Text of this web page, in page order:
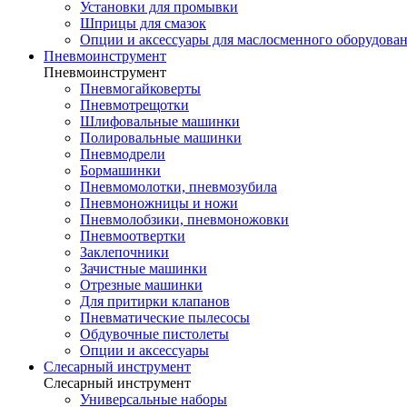
Установки для промывки
Шприцы для смазок
Опции и аксессуары для маслосменного
Пневмоинструмент
Пневмоинструмент
Пневмогайковерты
Пневмотрещотки
Шлифовальные машинки
Полировальные машинки
Пневмодрели
Бормашинки
Пневмомолотки, пневмозубила
Пневмоножницы и ножи
Пневмолобзики, пневмоножовки
Пневмоотвертки
Заклепочники
Зачистные машинки
Отрезные машинки
Для притирки клапанов
Пневматические пылесосы
Обдувочные пистолеты
Опции и аксессуары
Слесарный инструмент
Слесарный инструмент
Универсальные наборы